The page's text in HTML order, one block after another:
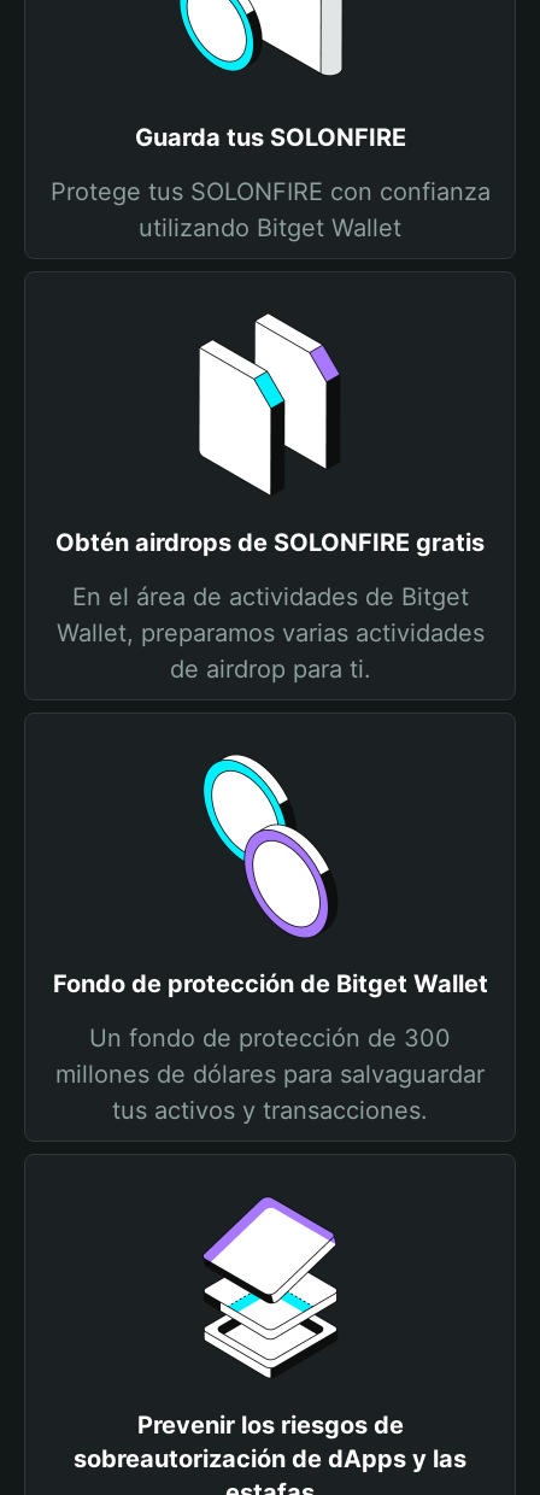
Guarda tus SOLONFIRE
Protege tus SOLONFIRE con confianza
utilizando Bitget Wallet
Obtén airdrops de SOLONFIRE gratis
En el área de actividades de Bitget
Wallet, preparamos varias actividades
de airdrop para ti.
Fondo de protección de Bitget Wallet
Un fondo de protección de 300
millones de dólares para salvaguardar
tus activos y transacciones.
Prevenir los riesgos de
sobreautorización de dApps y las